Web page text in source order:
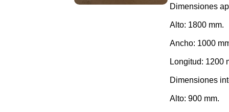
Dimensiones
Alto: 1800 mm.
Ancho: 1000
Longitud: 1200
Dimensiones
Alto: 900 mm.